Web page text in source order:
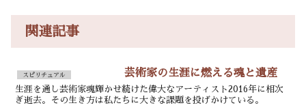
関連記事
スピリチュアル 芸術家の生涯に燃える魂と遺産
生涯を通し芸術家魂輝かせ続けた偉大なアーティスト2016年に相次
ぎ逝去。その生き方は私たちに大きな課題を投げかけている。